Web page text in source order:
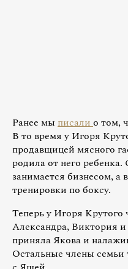
Ранее мы писалио том,
В то время у Игоря
продавщицей мясного
родила от него
занимается бизнесом, а
тренировки по боксу.
Теперь у Игоря
Александра, Виктория
приняла Якова и
Остальные члены семьи